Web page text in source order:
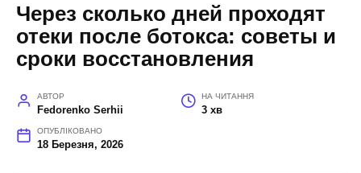
Через сколько дней проходят
отеки после ботокса: советы и
сроки восстановления
АВТОР
Fedorenko Serhii
НА ЧИТАННЯ
3 хв
ОПУБЛІКОВАНО
18 Березня, 2026